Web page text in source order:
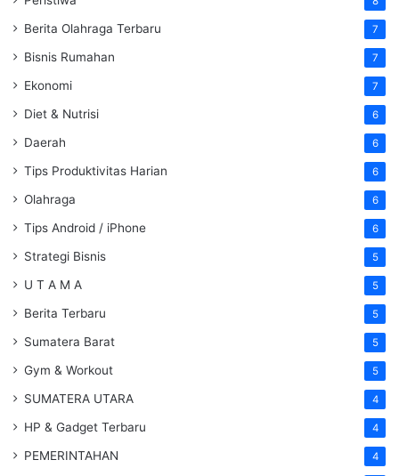
Berita Olahraga Terbaru 7
Bisnis Rumahan 7
Ekonomi 7
Diet & Nutrisi 6
Daerah 6
Tips Produktivitas Harian 6
Olahraga 6
Tips Android / iPhone 6
Strategi Bisnis 5
U T A M A 5
Berita Terbaru 5
Sumatera Barat 5
Gym & Workout 5
SUMATERA UTARA 4
HP & Gadget Terbaru 4
PEMERINTAHAN 4